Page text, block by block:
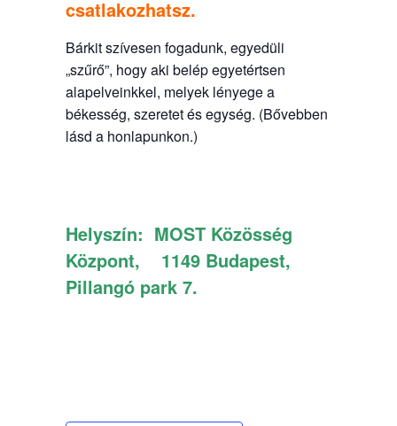
csatlakozhatsz.
Bárkit szívesen fogadunk, egyedüli
„szűrő”, hogy aki belép egyetértsen
alapelveinkkel, melyek lényege a
békesség, szeretet és egység. (Bővebben
lásd a honlapunkon.)
Helyszín: MOST Közösség
Központ, 1149 Budapest,
Pillangó park 7.